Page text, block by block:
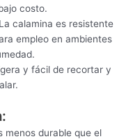
costo.
calamina es resistente
empleo en ambientes
y fácil de recortar y
menos durable que el